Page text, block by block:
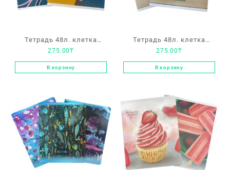
Тетрадь 48л. клетка
ArtSpace «Рисунки. You
are beautiful»
275.00₸
В корзину
Тетрадь 48л. клетка
ArtSpace «Рисунки. Bird»
275.00₸
В корзину